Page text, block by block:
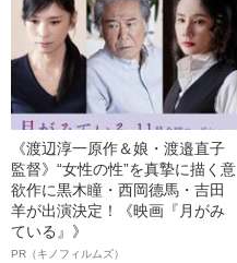
《渡辺淳一原作＆娘・渡邉直子
監督》“女性の性”を真摯に描く意
欲作に黒木瞳・西岡德馬・吉田
羊が出演決定！《映画『月がみ
ている』》
PR（キノフィルムズ）